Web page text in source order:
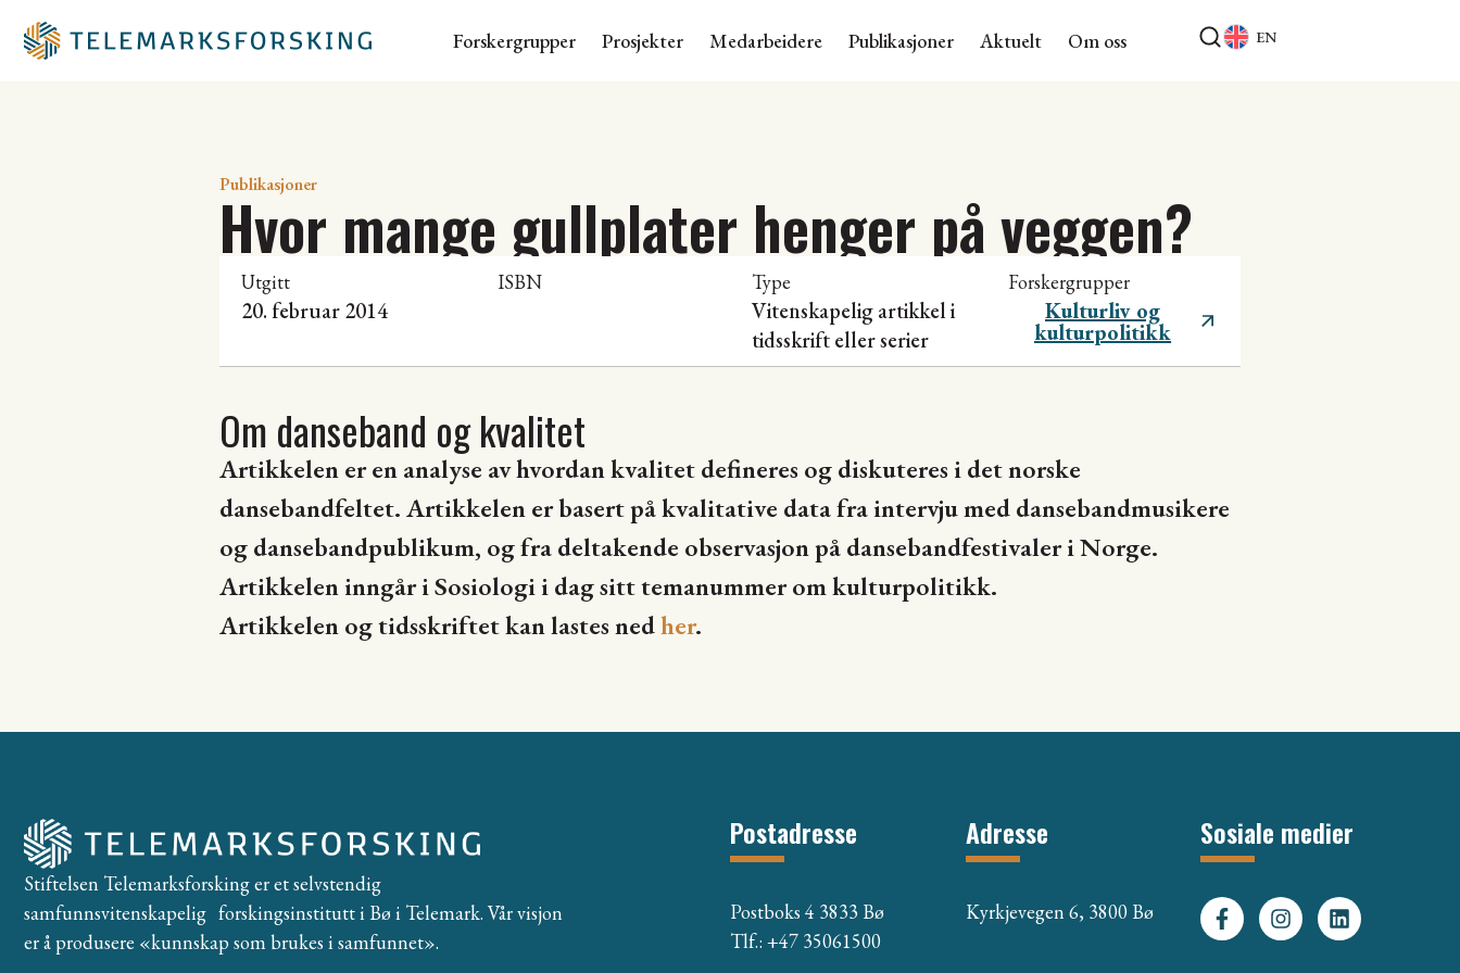
Forskergrupper Prosjekter Medarbeidere Publikasjoner Aktuelt Om oss EN
Publikasjoner
Hvor mange gullplater henger på veggen?
Utgitt
20. februar 2014
ISBN Type
Vitenskapelig artikkel i
tidsskrift eller serier
Forskergrupper
Kulturliv og
kulturpolitikk
Om danseband og kvalitet
Artikkelen er en analyse av hvordan kvalitet defineres og diskuteres i det norske
dansebandfeltet. Artikkelen er basert på kvalitative data fra intervju med dansebandmusikere
og dansebandpublikum, og fra deltakende observasjon på dansebandfestivaler i Norge.
Artikkelen inngår i Sosiologi i dag sitt temanummer om kulturpolitikk.
Artikkelen og tidsskriftet kan lastes nedher.
Stiftelsen Telemarksforsking er et selvstendig
samfunnsvitenskapelig forskingsinstitutt i Bø i Telemark. Vår visjon
er å produsere «kunnskap som brukes i samfunnet».
Postadresse
Postboks 4 3833 Bø
Tlf.: +47 35061500
Adresse
Kyrkjevegen 6, 3800 Bø
Sosiale medier